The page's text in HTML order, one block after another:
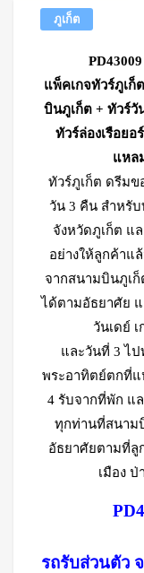
ภูเก็ต
แพ็คเกจทัวร์ภูเก็
บินภูเก็ต + ทัวร์วั
ทัวร์ล่องเรือย
แหล
ทัวร์ภูเก็ต ดรีม
วัน 3 คืน สำหรั
จังหวัดภูเก็ต แ
อย่างให้ลูกค้าแ
จากสนามบินภูเ
ได้ตามอัธยาศัย แ
วันเดย์
และวันที่ 3 ไป
พระอาทิตย์ตกที่แ
4 รับจากที่พัก แ
ทุกท่านที่สนาม
อัธยาศัยตามที่ลู
เมือง ป่
รถรับส่วนตัว